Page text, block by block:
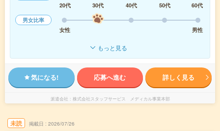
20代
30代 40代 50代
60代
男女比率
女性
男性
もっと見る
気になる! 応募へ進む 詳しく見る
派遣会社 株式会社スタッフサービス メディカル事業本部
未読 掲載日 2026/07/26